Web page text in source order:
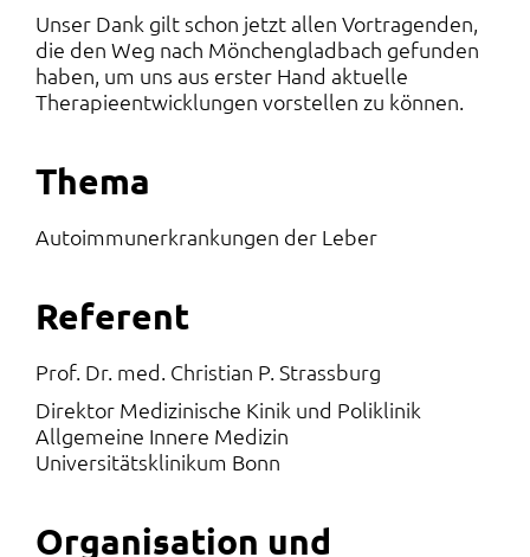
Unser Dank gilt schon jetzt allen Vortragenden,
die den Weg nach Mönchengladbach gefunden
haben, um uns aus erster Hand aktuelle
Therapieentwicklungen vorstellen zu können.
Thema
Autoimmunerkrankungen der Leber
Referent
Prof. Dr. med. Christian P. Strassburg
Direktor Medizinische Kinik und Poliklinik
Allgemeine Innere Medizin
Universitätsklinikum Bonn
Organisation und